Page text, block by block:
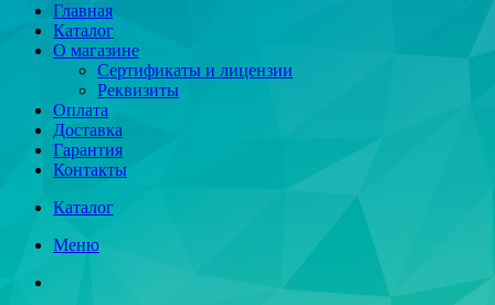
Главная
Каталог
О магазине
Сертификаты и лицензии
Реквизиты
Оплата
Доставка
Гарантия
Контакты
Каталог
Меню